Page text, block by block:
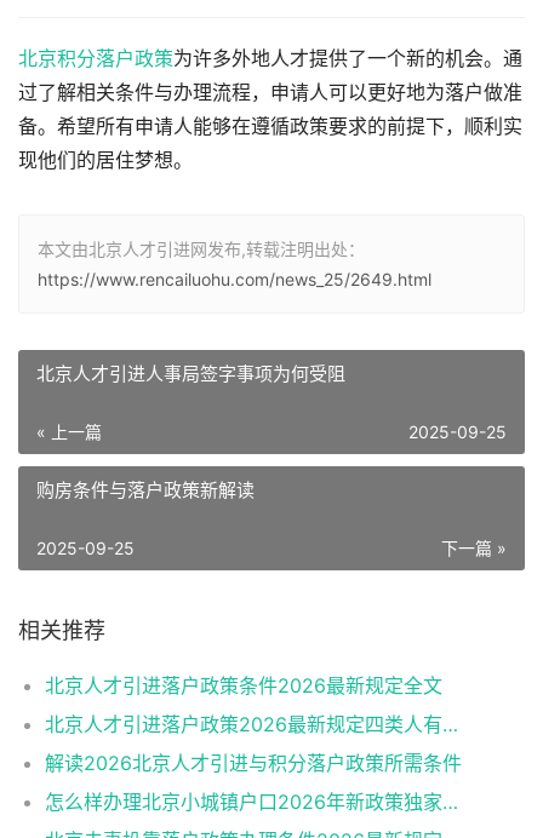
北京积分落户政策为许多外地人才提供了一个新的机会。通
过了解相关条件与办理流程，申请人可以更好地为落户做准
备。希望所有申请人能够在遵循政策要求的前提下，顺利实
现他们的居住梦想。
本文由北京人才引进网发布,转载注明出处：
https://www.rencailuohu.com/news_25/2649.html
北京人才引进人事局签字事项为何受阻
« 上一篇 2025-09-25
购房条件与落户政策新解读
下一篇 »
2025-09-25
相关推荐
北京人才引进落户政策条件2026最新规定全文
北京人才引进落户政策2026最新规定四类人有资格
解读2026北京人才引进与积分落户政策所需条件
怎么样办理北京小城镇户口2026年新政策独家解读